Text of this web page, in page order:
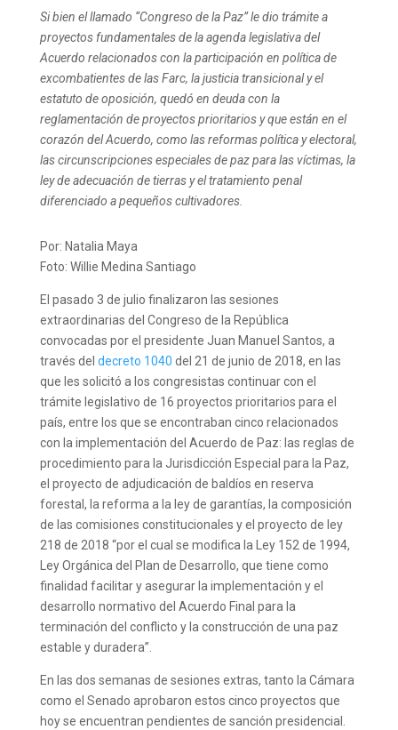
Si bien el llamado “Congreso de la Paz” le dio trámite a
proyectos fundamentales de la agenda legislativa del
Acuerdo relacionados con la participación en política de
excombatientes de las Farc, la justicia transicional y el
estatuto de oposición, quedó en deuda con la
reglamentación de proyectos prioritarios y que están en el
corazón del Acuerdo, como las reformas política y electoral,
las circunscripciones especiales de paz para las víctimas, la
ley de adecuación de tierras y el tratamiento penal
diferenciado a pequeños cultivadores.
Por: Natalia Maya
Foto: Willie Medina Santiago
El pasado 3 de julio finalizaron las sesiones
extraordinarias del Congreso de la República
convocadas por el presidente Juan Manuel Santos, a
través del decreto 1040 del 21 de junio de 2018, en las
que les solicitó a los congresistas continuar con el
trámite legislativo de 16 proyectos prioritarios para el
país, entre los que se encontraban cinco relacionados
con la implementación del Acuerdo de Paz: las reglas de
procedimiento para la Jurisdicción Especial para la Paz,
el proyecto de adjudicación de baldíos en reserva
forestal, la reforma a la ley de garantías, la composición
de las comisiones constitucionales y el proyecto de ley
218 de 2018 “por el cual se modifica la Ley 152 de 1994,
Ley Orgánica del Plan de Desarrollo, que tiene como
finalidad facilitar y asegurar la implementación y el
desarrollo normativo del Acuerdo Final para la
terminación del conflicto y la construcción de una paz
estable y duradera”.
En las dos semanas de sesiones extras, tanto la Cámara
como el Senado aprobaron estos cinco proyectos que
hoy se encuentran pendientes de sanción presidencial.